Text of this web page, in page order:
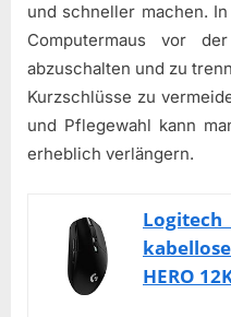
und schneller machen.
Computermaus vor
abzuschalten und zu
Kurzschlüsse zu
und Pflegewahl kann
erheblich verlängern.
Logitech
HERO